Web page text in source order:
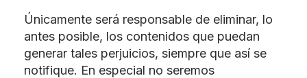
Únicamente será responsable de eliminar, lo
antes posible, los contenidos que puedan
generar tales perjuicios, siempre que así se
notifique. En especial no seremos